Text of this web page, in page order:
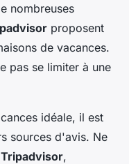
nombreuses
proposent
de vacances.
pas se limiter à une
idéale, il est
sources d'avis. Ne
Tripadvisor,